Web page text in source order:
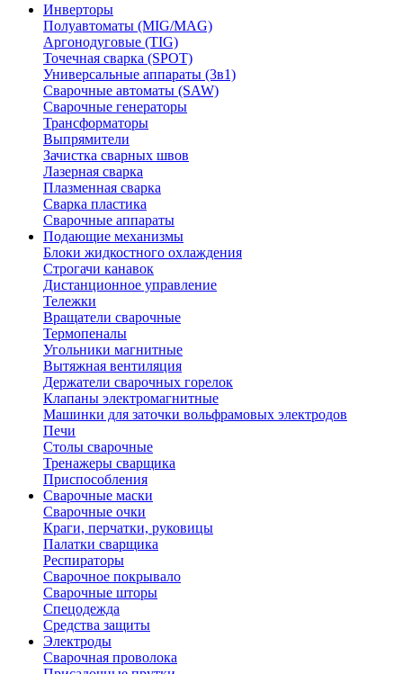
Инверторы
Полуавтоматы (MIG/MAG)
Аргонодуговые (TIG)
Точечная сварка (SPOT)
Универсальные аппараты (3в1)
Сварочные автоматы (SAW)
Сварочные генераторы
Трансформаторы
Выпрямители
Зачистка сварных швов
Лазерная сварка
Плазменная сварка
Сварка пластика
Сварочные аппараты
Подающие механизмы
Блоки жидкостного охлаждения
Строгачи канавок
Дистанционное управление
Тележки
Вращатели сварочные
Термопеналы
Угольники магнитные
Вытяжная вентиляция
Держатели сварочных горелок
Клапаны электромагнитные
Машинки для заточки вольфрамовых электродов
Печи
Столы сварочные
Тренажеры сварщика
Приспособления
Сварочные маски
Сварочные очки
Краги, перчатки, руковицы
Палатки сварщика
Респираторы
Сварочное покрывало
Сварочные шторы
Спецодежда
Средства защиты
Электроды
Сварочная проволока